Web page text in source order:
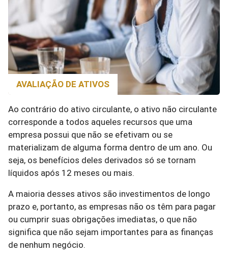
AVALIAÇÃO DE ATIVOS
Ao contrário do ativo circulante, o ativo não circulante
corresponde a todos aqueles recursos que uma
empresa possui que não se efetivam ou se
materializam de alguma forma dentro de um ano. Ou
seja, os benefícios deles derivados só se tornam
líquidos após 12 meses ou mais.
A maioria desses ativos são investimentos de longo
prazo e, portanto, as empresas não os têm para pagar
ou cumprir suas obrigações imediatas, o que não
significa que não sejam importantes para as finanças
de nenhum negócio.